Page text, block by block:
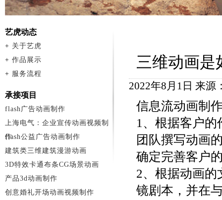
三维动画是
2022年8月1日 来源
信息流动画制
1、根据客户
团队撰写动画
确定完善客户
2、根据动画的
镜剧本，并在
艺虎动态
+ 关于艺虎
+ 作品展示
+ 服务流程
承接项目
flash广告动画制作
上海电气：企业宣传动画视频制
作
flash公益广告动画制作
建筑类三维建筑漫游动画
3D特效卡通布条CG场景动画
产品3d动画制作
创意婚礼开场动画视频制作